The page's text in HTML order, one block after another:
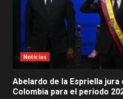
Noticias
Abelardo de la Espriella
Colombia para el periodo